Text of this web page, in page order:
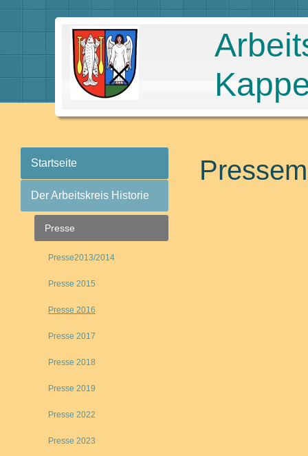
Startseite
Der Arbeitskreis Historie
Presse
Presse2013/2014
Presse 2015
Presse 2016
Presse 2017
Presse 2018
Presse 2019
Presse 2022
Presse 2023